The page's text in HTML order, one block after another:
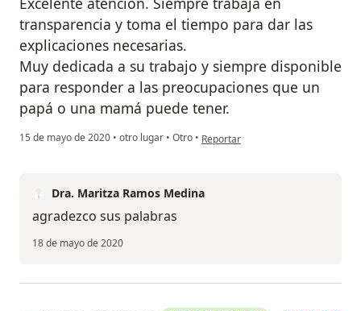
transparencia y toma el tiempo para dar las
explicaciones necesarias.
Muy dedicada a su trabajo y siempre disponible
para responder a las preocupaciones que un
papá o una mamá puede tener.
15 de mayo de 2020 • otro lugar • Otro • en opinión del usuario Paul
Reportar
Dra. Maritza Ramos Medina
agradezco sus palabras
18 de mayo de 2020